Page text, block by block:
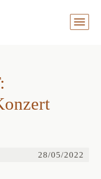
MENÜ
28/05/2022